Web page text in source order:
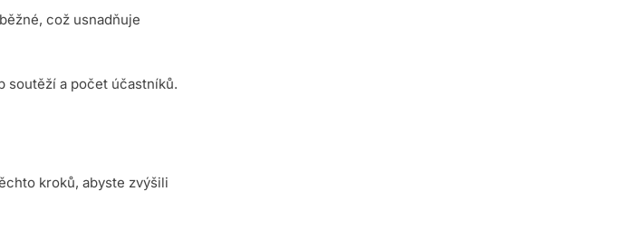
což usnadňuje
soutěží a počet účastníků.
kroků, abyste zvýšili